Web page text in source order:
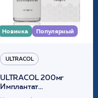
Новинка Популярный
ULTRACOL
ULTRACOL 200мг
Имплантат
внутридермальный,